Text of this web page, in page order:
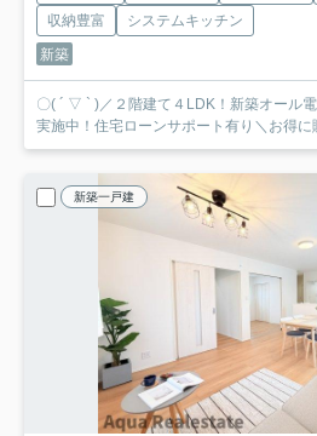
収納豊富
システムキッチン
新築
〇( ´ ▽ ` )／２階建て４LDK！新築オール
実施中！住宅ローンサポート有り＼お得に
新築一戸建